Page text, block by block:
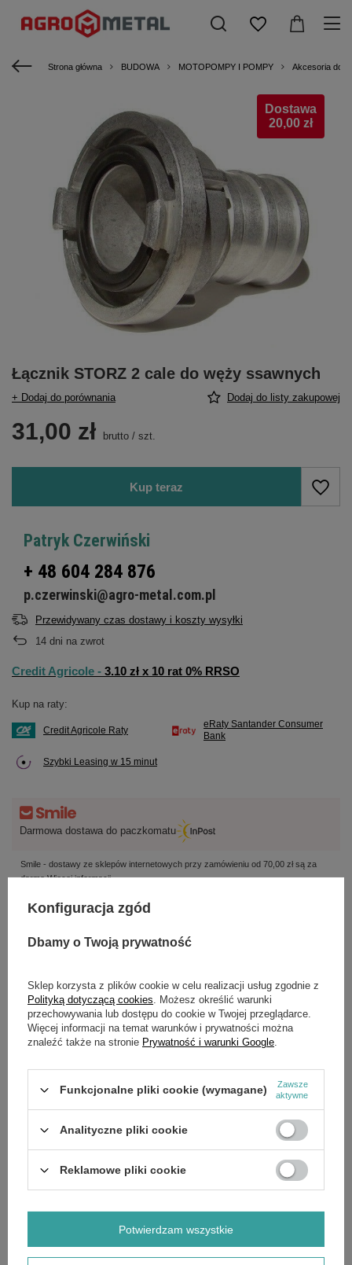
Strona główna BUDOWA MOTOPOMPY I POMPY Akcesoria do
Dostawa
20,00 zł
Łącznik STORZ 2 cale do węży ssawnych
+ Dodaj do porównania Dodaj do listy zakupowej
31,00 zł brutto / szt.
Kup teraz
Patryk Czerwiński
+ 48 604 284 876
p.czerwinski@agro-metal.com.pl
Przewidywany czas dostawy i koszty wysyłki
14 dni na zwrot
Credit Agricole - 3.10 zł x 10 rat 0% RRSO
Kup na raty:
Credit Agricole Raty
eRaty Santander Consumer
Bank
Szybki Leasing w 15 minut
Darmowa dostawa do paczkomatu
Smile - dostawy ze sklepów internetowych przy zamówieniu od 70,00 złsą za
darmoWięcej informacji.
Potrzebujesz pomocy? Masz pytania?
dla innych.
Łącznik ssawny do motopomp o średnicy 2 cale.
Zamontowanie tego złącza pozwala na szybki montaż i
demontaż węża.
Konfiguracja zgód
Dbamy o Twoją prywatność
Sklep korzysta z plików cookie w celu realizacji usług zgodnie z
Polityką dotyczącą cookies . Możesz określić warunki
przechowywania lub dostępu do cookie w Twojej przeglądarce.
Więcej informacji na temat warunków i prywatności można
znaleźć także na stronie Prywatność i warunki Google
Funkcjonalne pliki cookie (wymagane)
Zawsze
aktywne
Analityczne pliki cookie
Reklamowe pliki cookie
Potwierdzam wszystkie